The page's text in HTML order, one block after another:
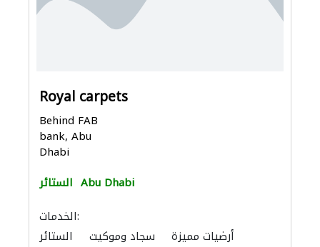
Royal carpets
Behind FAB
bank, Abu
Dhabi
الستائر Abu Dhabi
الخدمات:
الستائر
سجاد وموكيت أرضيات مميزة